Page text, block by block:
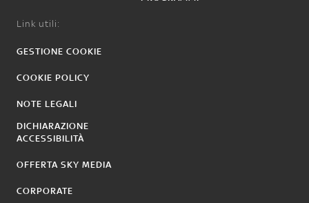
Link utili:
GESTIONE COOKIE
COOKIE POLICY
NOTE LEGALI
DICHIARAZIONE
ACCESSIBILITÀ
OFFERTA SKY MEDIA
CORPORATE